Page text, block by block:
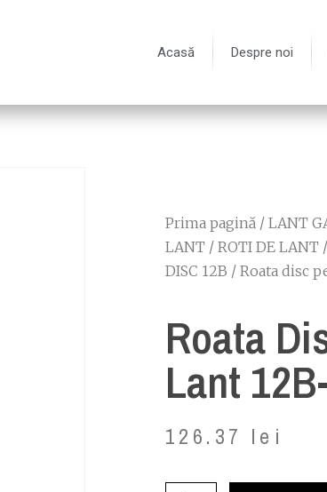
Acasă Despre noi
Prima pagină / LANT
LANT / ROTI DE LANT /
DISC 12B / Roata disc
Roata
Lant
126.37 lei